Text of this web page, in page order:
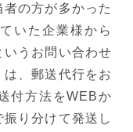
の方が多かった
いた企業様から
いうお問い合わせ
、郵送代行をお
付方法をWEBか
り分けて発送し